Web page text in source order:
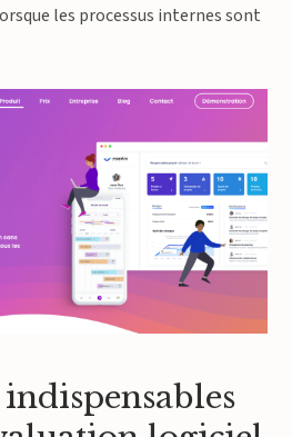
les processus internes sont